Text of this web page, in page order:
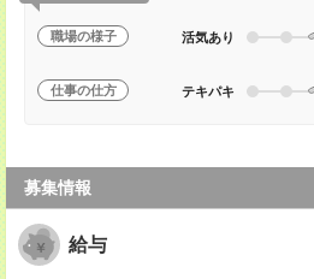
職場の様子 活気あり
仕事の仕方 テキパキ
募集情報
給与